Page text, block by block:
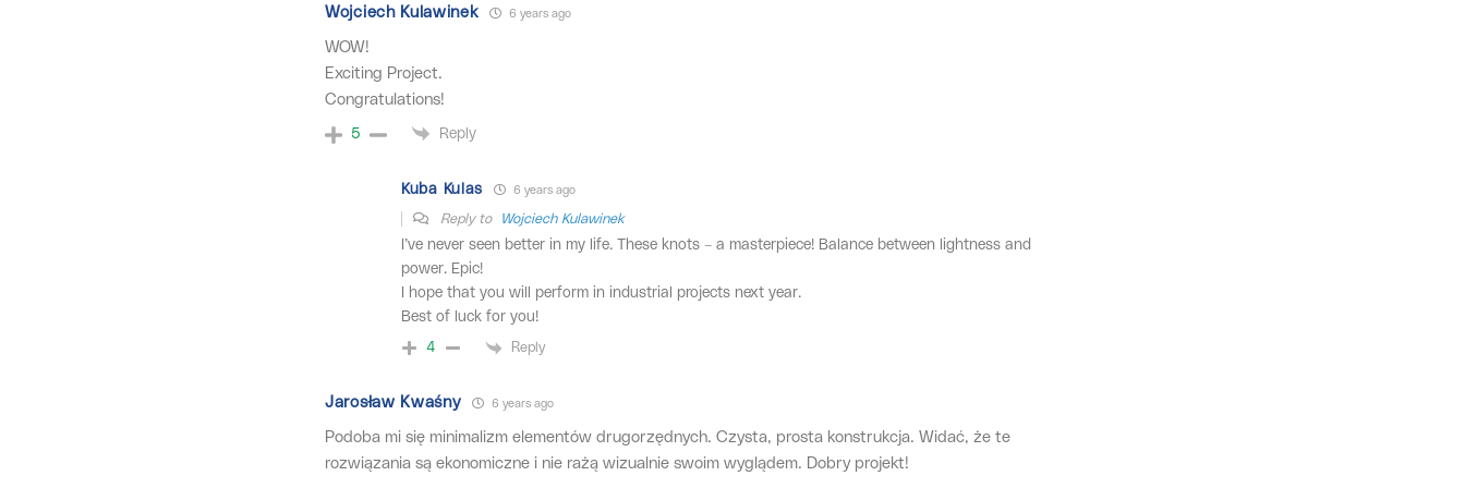
Wojciech Kulawinek 6 years ago
WOW!
Exciting Project.
Congratulations!
5 Reply
Kuba Kulas 6 years ago
Reply to Wojciech Kulawinek
I’ve never seen better in my life. These knots – a masterpiece! Balance between lightness and
power. Epic!
I hope that you will perform in industrial projects next year.
Best of luck for you!
4 Reply
Jarosław Kwaśny 6 years ago
Podoba mi się minimalizm elementów drugorzędnych. Czysta, prosta konstrukcja. Widać, że te
rozwiązania są ekonomiczne i nie rażą wizualnie swoim wyglądem. Dobry projekt!